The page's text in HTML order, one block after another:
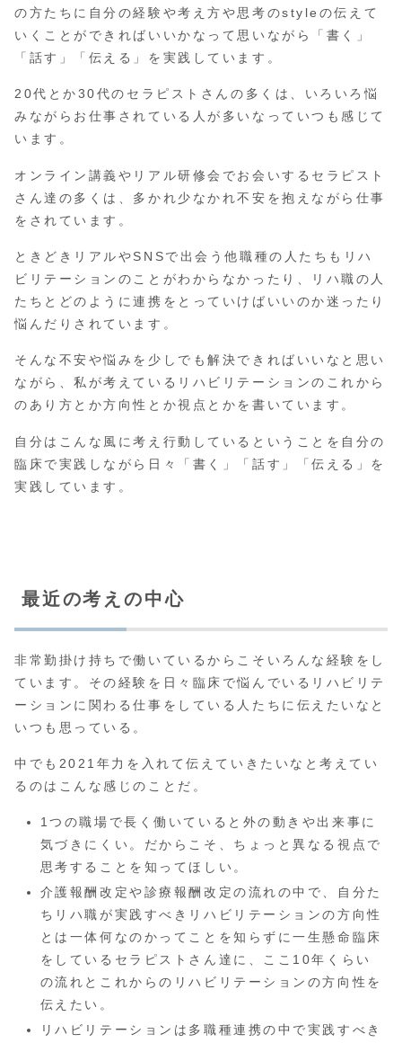
の方たちに自分の経験や考え方や思考のstyleの伝えて
いくことができればいいかなって思いながら「書く」
「話す」「伝える」を実践しています。
20代とか30代のセラピストさんの多くは、いろいろ悩
みながらお仕事されている人が多いなっていつも感じて
います。
オンライン講義やリアル研修会でお会いするセラピスト
さん達の多くは、多かれ少なかれ不安を抱えながら仕事
をされています。
ときどきリアルやSNSで出会う他職種の人たちもリハ
ビリテーションのことがわからなかったり、リハ職の人
たちとどのように連携をとっていけばいいのか迷ったり
悩んだりされています。
そんな不安や悩みを少しでも解決できればいいなと思い
ながら、私が考えているリハビリテーションのこれから
のあり方とか方向性とか視点とかを書いています。
自分はこんな風に考え行動しているということを自分の
臨床で実践しながら日々「書く」「話す」「伝える」を
実践しています。
最近の考えの中心
非常勤掛け持ちで働いているからこそいろんな経験をし
ています。その経験を日々臨床で悩んでいるリハビリテ
ーションに関わる仕事をしている人たちに伝えたいなと
いつも思っている。
中でも2021年力を入れて伝えていきたいなと考えてい
るのはこんな感じのことだ。
1つの職場で長く働いていると外の動きや出来事に
気づきにくい。だからこそ、ちょっと異なる視点で
思考することを知ってほしい。
介護報酬改定や診療報酬改定の流れの中で、自分た
ちリハ職が実践すべきリハビリテーションの方向性
とは一体何なのかってことを知らずに一生懸命臨床
をしているセラピストさん達に、ここ10年くらい
の流れとこれからのリハビリテーションの方向性を
伝えたい。
リハビリテーションは多職種連携の中で実践すべき